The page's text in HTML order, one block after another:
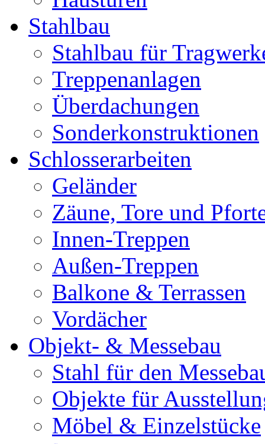
Stahlbau
Stahlbau für
Treppenanlagen
Überdachungen
Sonderkonstruktionen
Schlosserarbeiten
Geländer
Zäune, Tore und
Innen-Treppen
Außen-Treppen
Balkone & Terrassen
Vordächer
Objekt- & Messebau
Stahl für den
Objekte für
Möbel & Einzelstücke